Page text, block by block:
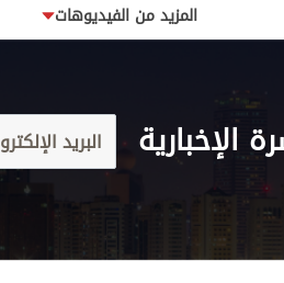
المزيد من الفيديوهات
الإخبارية